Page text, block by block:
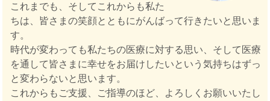
これまでも、そしてこれからも私た
ちは、皆さまの笑顔とともにがんばって行きたいと思いま
す。
時代が変わっても私たちの医療に対する思い、そして医療
を通して皆さまに幸せをお届けしたいという気持ちはずっ
と変わらないと思います。
これからもご支援、ご指導のほど、よろしくお願いいたし